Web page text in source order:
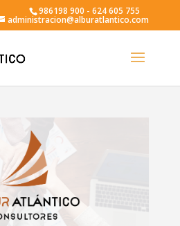
986198 900 - 624 605 755
administracion@alburatlantico.com